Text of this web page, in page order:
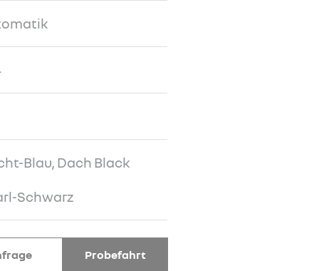
Blau, Dach Black
Schwarz
Probefahrt